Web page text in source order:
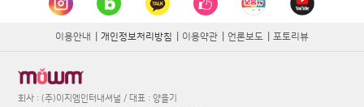
이용안내 개인정보처리방침 이용약관 언론보도 포토리뷰
회사 : (주)이지엠인터내셔널 / 대표 : 양을기